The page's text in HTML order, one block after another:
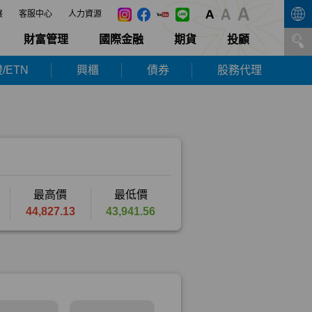
客服中心 人力資源
財富管理 國際金融 期貨 投顧
ETN 興櫃 債券 股務代理